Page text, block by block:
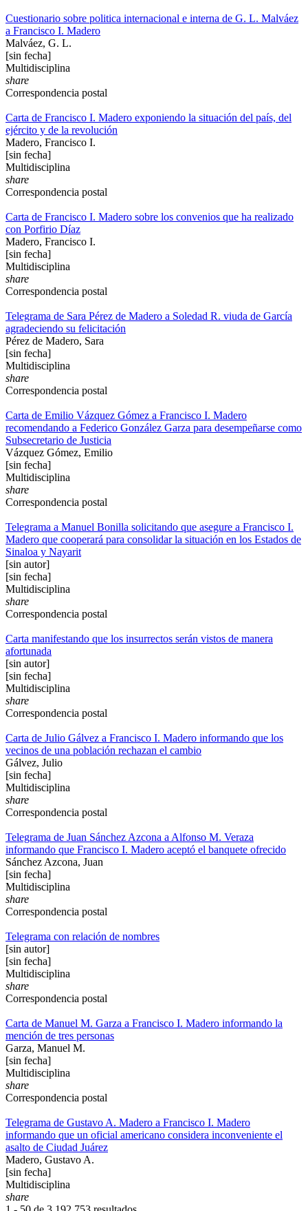
Cuestionario sobre politica internacional e interna de G. L. Malváez
a Francisco I. Madero
Malváez, G. L.
[sin fecha]
Multidisciplina
share
Correspondencia postal
Carta de Francisco I. Madero exponiendo la situación del país, del
ejército y de la revolución
Madero, Francisco I.
[sin fecha]
Multidisciplina
share
Correspondencia postal
Carta de Francisco I. Madero sobre los convenios que ha realizado
con Porfirio Díaz
Madero, Francisco I.
[sin fecha]
Multidisciplina
share
Correspondencia postal
Telegrama de Sara Pérez de Madero a Soledad R. viuda de García
agradeciendo su felicitación
Pérez de Madero, Sara
[sin fecha]
Multidisciplina
share
Correspondencia postal
Carta de Emilio Vázquez Gómez a Francisco I. Madero
recomendando a Federico González Garza para desempeñarse como
Subsecretario de Justicia
Vázquez Gómez, Emilio
[sin fecha]
Multidisciplina
share
Correspondencia postal
Telegrama a Manuel Bonilla solicitando que asegure a Francisco I.
Madero que cooperará para consolidar la situación en los Estados de
Sinaloa y Nayarit
[sin autor]
[sin fecha]
Multidisciplina
share
Correspondencia postal
Carta manifestando que los insurrectos serán vistos de manera
afortunada
[sin autor]
[sin fecha]
Multidisciplina
share
Correspondencia postal
Carta de Julio Gálvez a Francisco I. Madero informando que los
vecinos de una población rechazan el cambio
Gálvez, Julio
[sin fecha]
Multidisciplina
share
Correspondencia postal
Telegrama de Juan Sánchez Azcona a Alfonso M. Veraza
informando que Francisco I. Madero aceptó el banquete ofrecido
Sánchez Azcona, Juan
[sin fecha]
Multidisciplina
share
Correspondencia postal
Telegrama con relación de nombres
[sin autor]
[sin fecha]
Multidisciplina
share
Correspondencia postal
Carta de Manuel M. Garza a Francisco I. Madero informando la
mención de tres personas
Garza, Manuel M.
[sin fecha]
Multidisciplina
share
Correspondencia postal
Telegrama de Gustavo A. Madero a Francisco I. Madero
informando que un oficial americano considera inconveniente el
asalto de Ciudad Juárez
Madero, Gustavo A.
[sin fecha]
Multidisciplina
share